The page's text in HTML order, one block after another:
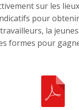
sur les
pour
la
formes pour